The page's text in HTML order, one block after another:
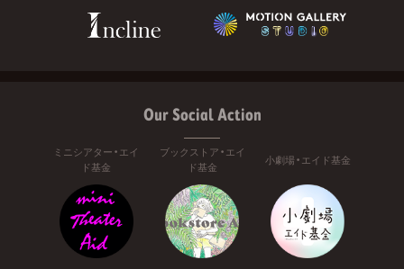
Our Social Action
ミニシアター・エイ
ド基金
ブックストア・エイ
ド基金
小劇場・エイド基金